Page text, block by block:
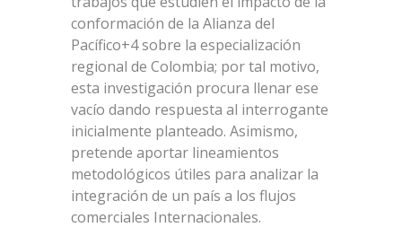
conformación de la Alianza del
Pacífico+4 sobre la especialización
regional de Colombia; por tal motivo,
esta investigación procura llenar ese
vacío dando respuesta al interrogante
inicialmente planteado. Asimismo,
pretende aportar lineamientos
metodológicos útiles para analizar la
integración de un país a los flujos
comerciales Internacionales.